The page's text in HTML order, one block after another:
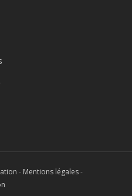
- Mentions légales-